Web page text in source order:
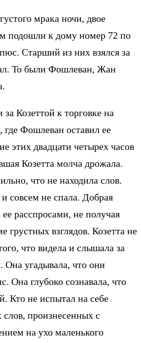
мрака ночи, двое
подошли к дому номер 72 по
Старший из них взялся за
То были Фошлеван, Жан
Козеттой к торговке на
Фошлеван оставил ее
этих двадцати четырех часов
Козетта молча дрожала.
что не находила слов.
совсем не спала. Добрая
ее расспросами, не получая
грустных взглядов. Козетта не
что видела и слышала за
Она угадывала, что они
Она глубоко сознавала, что
Кто не испытал на себе
слов, произнесенных с
на ухо маленького